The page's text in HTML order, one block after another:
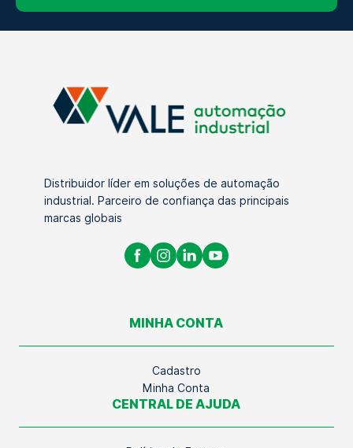
Distribuidor líder em soluções de automação
industrial. Parceiro de confiança das principais
marcas globais
MINHA CONTA
Cadastro
Minha Conta
CENTRAL DE AJUDA